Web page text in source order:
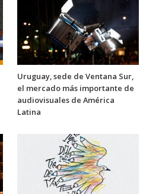
Uruguay, sede de Ventana Sur,
el mercado más importante de
audiovisuales de América
Latina